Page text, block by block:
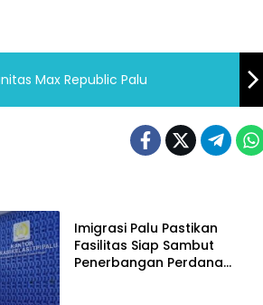
Max Republic Palu
Imigrasi Palu Pastikan
Fasilitas Siap Sambut
Penerbangan Perdana